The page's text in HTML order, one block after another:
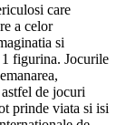
care
a celor
si
figurina. Jocurile
de jocuri
prinde viata si isi